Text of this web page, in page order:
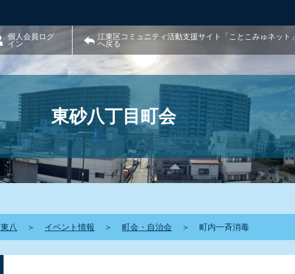
個人会員ログ
イン
江東区コミュニティ活動支援サイト「ことこみゅネット」
へ戻る
東砂八丁目町会
東八 ＞ イベント情報 ＞ 町会・自治会 ＞ 町内一斉消毒